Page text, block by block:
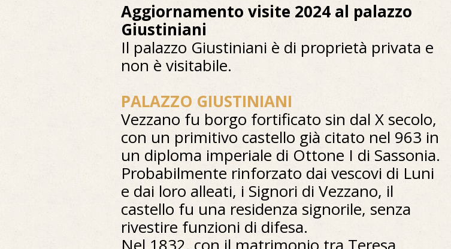
Aggiornamento visite 2024 al palazzo
Giustiniani
Il palazzo Giustiniani è di proprietà privata e
non è visitabile.
PALAZZO GIUSTINIANI
Vezzano fu borgo fortificato sin dal X secolo,
con un primitivo castello già citato nel 963 in
un diploma imperiale di Ottone I di Sassonia.
Probabilmente rinforzato dai vescovi di Luni
e dai loro alleati, i Signori di Vezzano, il
castello fu una residenza signorile, senza
rivestire funzioni di difesa.